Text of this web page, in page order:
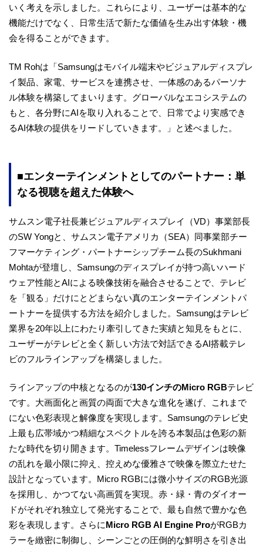
いく考えを示しました。これらにより、ユーザーは基本的な
機能だけでなく、日常生活で新たな価値を生み出す体験・機
会を得ることができます。
TM Rohは「Samsungはモバイル端末やビジュアルディスプレ
イ製品、家電、サービスを連携させ、一体感のあるパーソナ
ル体験を構築してまいります。グローバルなエコシステムの
もと、各分野にAIを取り入れることで、日常でより実感でき
るAI体験の提供をリードしていきます。」と述べました。
■エンターテインメントとしてのパートナー：単
なる視聴を超えた体験へ
サムスン電子社長兼ビジュアルディスプレイ（VD）事業部長
のSW Yongと、サムスン電子アメリカ（SEA）同事業部チー
フマーケティング・パートナーシップチーム長のSukhmani
Mohtaが登壇し、Samsungのディスプレイが持つ高いハード
ウェア性能とAIによる映像技術を融合させることで、テレビ
を「観る」だけにとどまらない真のエンターテインメントパ
ートナーを提供する方法を紹介しました。Samsungはテレビ
業界を20年以上にわたり牽引してきた実績と知見をもとに、
ユーザーがテレビと全く新しい方法で対話できるAI搭載テレ
ビのフルラインアップを構築しました。
ラインアップの中核となるのが130インチのMicro RGBテレビ
です。大画面化と画質の両面で大きな進化を遂げ、これまで
にない色彩表現と解像度を実現します。Samsungのテレビ史
上最も広帯域かつ精細なスペクトルを誇る本製品は色彩の新
たな時代を切り開きます。Timelessフレームデザインは映像
の乱れを最小限に抑え、控えめな優雅さで映像を際立たせた
設計となっています。Micro RGBには微小サイズのRGB光源
を採用し、かつてない高画質を実現。赤・緑・青のダイオー
ドがそれぞれ独立して発光することで、最も自然で豊かな色
彩を表現します。さらにMicro RGB AI Engine ProがRGBカ
ラーを緻密に制御し、シーンごとの圧倒的な鮮明さを引き出